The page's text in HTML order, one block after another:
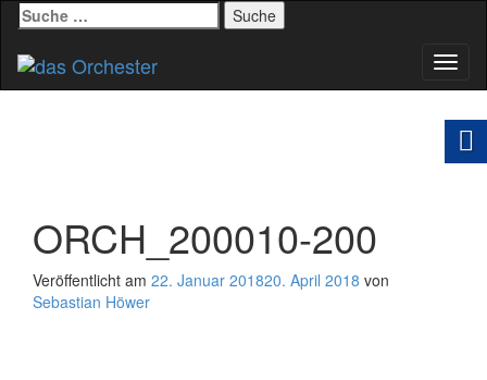
Suche
nach:
ORCH_200010-200
Veröffentlicht am 22. Januar 201820. April 2018 von
Sebastian Höwer